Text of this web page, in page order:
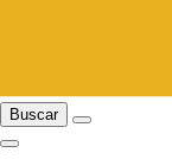
Buscar